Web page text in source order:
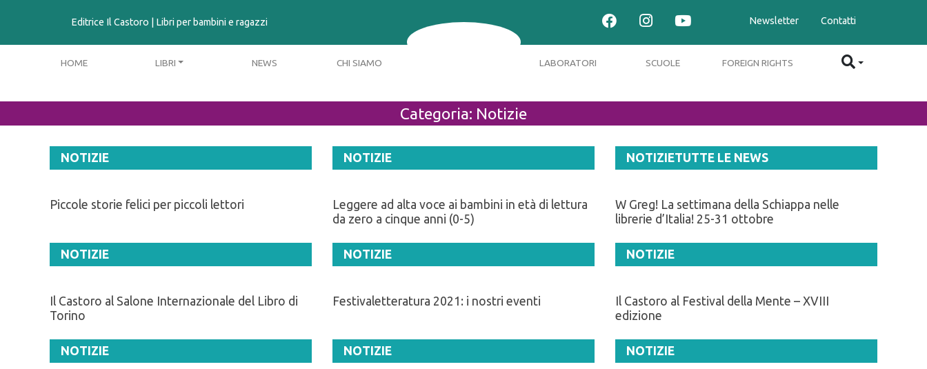
Editrice Il Castoro | Libri per bambini e ragazzi Newsletter Contatti
HOME LIBRI NEWS CHI SIAMO LABORATORI SCUOLE FOREIGN RIGHTS
Categoria: Notizie
NOTIZIE
Piccole storie felici per piccoli lettori
NOTIZIE
Leggere ad alta voce ai bambini in età di lettura
da zero a cinque anni (0-5)
NOTIZIETUTTE LE NEWS
W Greg! La settimana della Schiappa nelle
librerie d’Italia! 25-31 ottobre
NOTIZIE
Il Castoro al Salone Internazionale del Libro di
Torino
NOTIZIE
Festivaletteratura 2021: i nostri eventi
NOTIZIE
Il Castoro al Festival della Mente – XVIII
edizione
NOTIZIE NOTIZIE NOTIZIE